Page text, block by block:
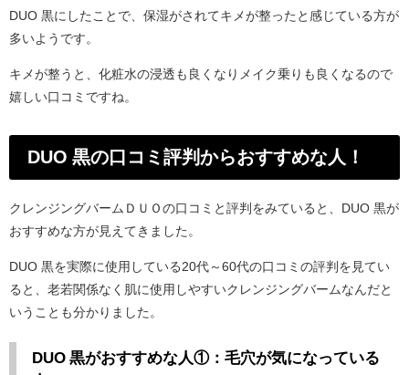
DUO 黒にしたことで、保湿がされてキメが整ったと感じている方が
多いようです。
キメが整うと、化粧水の浸透も良くなりメイク乗りも良くなるので
嬉しい口コミですね。
DUO 黒の口コミ評判からおすすめな人！
クレンジングバームＤＵＯの口コミと評判をみていると、DUO 黒が
おすすめな方が見えてきました。
DUO 黒を実際に使用している20代～60代の口コミの評判を見てい
ると、老若関係なく肌に使用しやすいクレンジングバームなんだと
いうことも分かりました。
DUO 黒がおすすめな人①：毛穴が気になっている